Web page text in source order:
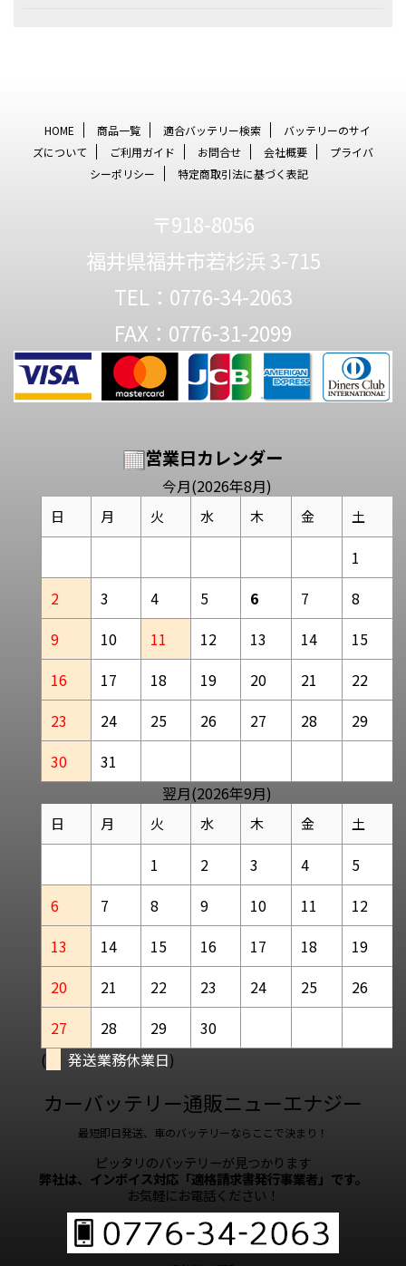
HOME 商品一覧 適合バッテリー検索
バッテリーのサイ
ズについて
ご利用ガイド お問合せ 会社概要
プライバ
シーポリシー
特定商取引法に基づく表記
〒918-8056
福井県福井市若杉浜 3-715
TEL：0776-34-2063
FAX：0776-31-2099
営業日カレンダー
今月(2026年8月)
日 月 火 水 木 金 土
1
2
3 4 5 6 7
8
9
10 11 12 13 14
15
16
17 18 19 20 21
22
23
24 25 26 27 28
29
30
31
翌月(2026年9月)
日 月 火 水 木 金 土
1 2 3 4
5
6
7 8 9 10 11
12
13
14 15 16 17 18
19
20
21 22 23 24 25
26
27
28 29
30
(
発送業務休業日)
カーバッテリー通販ニューエナジー
最短即日発送、車のバッテリーならここで決まり！
ピッタリのバッテリーが見つかります
弊社は、インボイス対応「適格請求書発行事業者」です。
お気軽にお電話ください！